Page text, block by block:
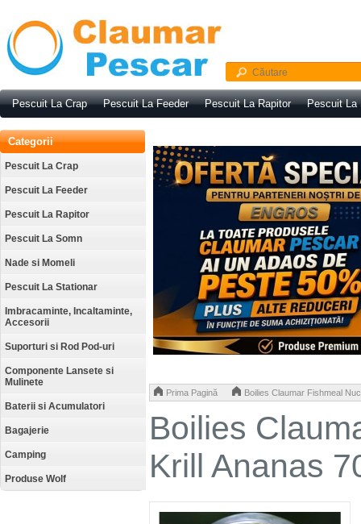
Pescuit La Crap Pescuit La Feeder Pescuit La Rapitor Pescuit La
Categorii
Pescuit La Crap
Pescuit La Feeder
Pescuit La Rapitor
Pescuit La Somn
Nade si Momeli
Pescuit La Stationar
Imbracaminte, Incaltaminte,
Accesorii
Suporturi si Rod Pod-uri
Componente Lansete si
Mulinete
Baterii si Acumulatori
Bagajerie
Camping
Produse Wolf
Prima Pagină Boilies Claumar Fishmeal
Boilies
Krill Ananas